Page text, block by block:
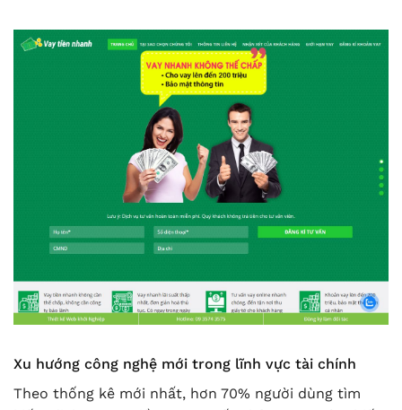
Xu hướng công nghệ mới trong lĩnh vực tài chính
Theo thống kê mới nhất, hơn 70% người dùng tìm